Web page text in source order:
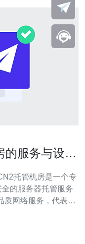
的服务与设施
的服务器托管服务
，成为了数据中心